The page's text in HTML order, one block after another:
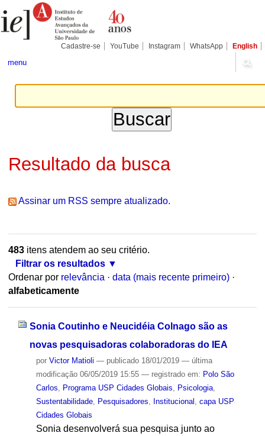
para
conteúdo.
Pessoais
Cadastre-se YouTube Instagram WhatsApp English
menu
Resultado da busca
Assinar um RSS sempre atualizado.
483itens atendem ao seu critério.
Filtrar os resultados
Ordenar por relevância · data (mais recente primeiro) ·
alfabeticamente
Sonia Coutinho e Neucidéia Colnago são as
novas pesquisadoras colaboradoras do IEA
por Victor Matioli — publicado18/01/2019 — última
modificação06/05/2019 15:55 — registrado em: Polo São
Carlos
Programa USP Cidades Globais Psicologia,
Sustentabilidade, Pesquisadores Institucional
capa USP
Cidades Globais
Sonia desenvolverá sua pesquisa junto ao